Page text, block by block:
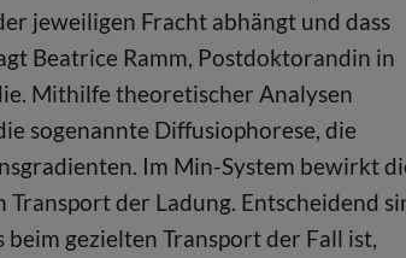
jeweiligen Fracht abhängt und dass
Beatrice Ramm, Postdoktorandin in
Mithilfe theoretischer Analysen
sogenannte Diffusiophorese, die
Im Min-System bewirkt
der Ladung. Entscheidend
gezielten Transport der Fall ist,